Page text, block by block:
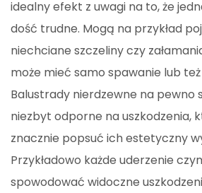
idealny efekt z uwagi na to, że
dość trudne. Mogą na przykład
niechciane szczeliny czy
może mieć samo spawanie lub
Balustrady nierdzewne na pewno
niezbyt odporne na uszkodzenia,
znacznie popsuć ich estetyczny
Przykładowo każde uderzenie
spowodować widoczne